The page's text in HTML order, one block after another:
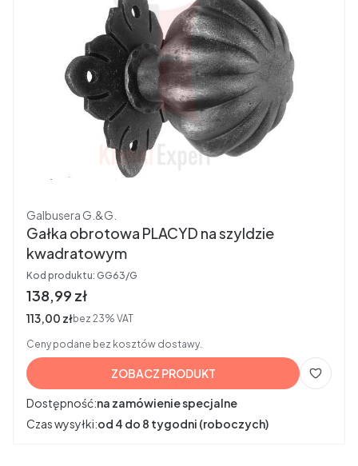
Producent
Galbusera G.&G.
Gałka obrotowa PLACYD na szyldzie
kwadratowym
Kod produktu: GG63/G
Cena brutto
138,99 zł
Cena netto
113,00 złbez 23% VAT
Ceny podane bez kosztów dostawy.
ZOBACZ PRODUKT
Dostępność:na zamówienie specjalne
Czas wysyłki:od 4 do 8 tygodni (roboczych)